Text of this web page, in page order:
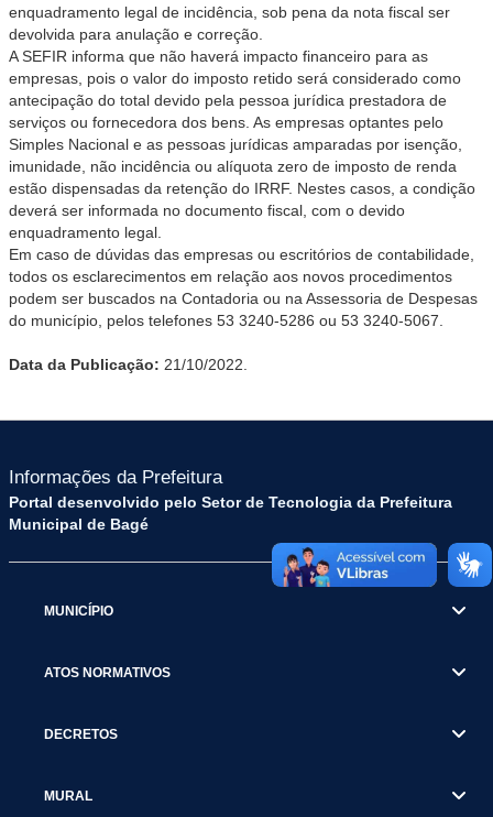
enquadramento legal de incidência, sob pena da nota fiscal ser
devolvida para anulação e correção.
A SEFIR informa que não haverá impacto financeiro para as
empresas, pois o valor do imposto retido será considerado como
antecipação do total devido pela pessoa jurídica prestadora de
serviços ou fornecedora dos bens. As empresas optantes pelo
Simples Nacional e as pessoas jurídicas amparadas por isenção,
imunidade, não incidência ou alíquota zero de imposto de renda
estão dispensadas da retenção do IRRF. Nestes casos, a condição
deverá ser informada no documento fiscal, com o devido
enquadramento legal.
Em caso de dúvidas das empresas ou escritórios de contabilidade,
todos os esclarecimentos em relação aos novos procedimentos
podem ser buscados na Contadoria ou na Assessoria de Despesas
do município, pelos telefones 53 3240-5286 ou 53 3240-5067.
Data da Publicação: 21/10/2022.
Informações da Prefeitura
Portal desenvolvido pelo Setor de Tecnologia da Prefeitura
Municipal de Bagé
MUNICÍPIO
ATOS NORMATIVOS
DECRETOS
MURAL